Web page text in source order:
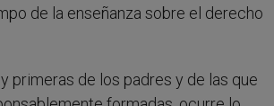
de la enseñanza sobre el derecho
primeras de los padres y de las que